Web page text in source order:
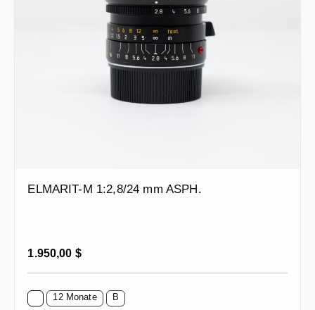
ELMARIT-M 1:2,8/24 mm ASPH.
Regulärer Preis:
1.950,00 $
12 Monate B